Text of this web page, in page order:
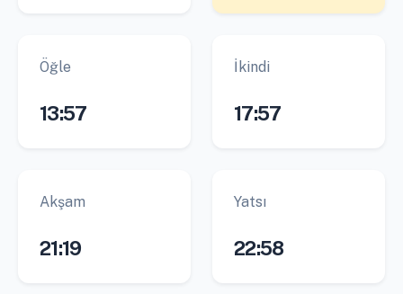
Öğle
13:57
İkindi
17:57
Akşam
21:19
Yatsı
22:58